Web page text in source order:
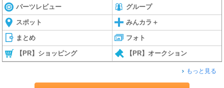
パーツレビュー グループ
スポット みんカラ＋
まとめ フォト
【PR】ショッピング 【PR】オークション
もっと見る